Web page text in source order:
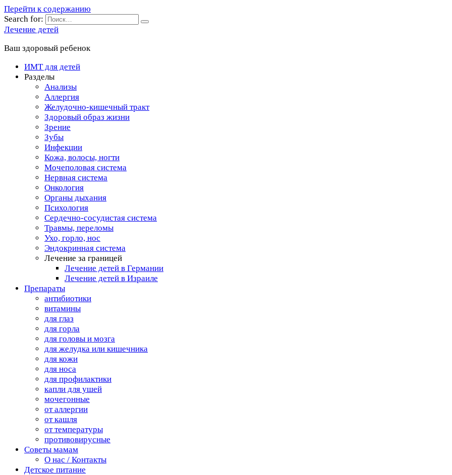
Перейти к содержанию
Search for:
Лечение детей
Ваш здоровый ребенок
ИМТ для детей
Разделы
Анализы
Аллергия
Желудочно-кишечный тракт
Здоровый образ жизни
Зрение
Зубы
Инфекции
Кожа, волосы, ногти
Мочеполовая система
Нервная система
Онкология
Органы дыхания
Психология
Сердечно-сосудистая система
Травмы, переломы
Ухо, горло, нос
Эндокринная система
Лечение за границей
Лечение детей в Германии
Лечение детей в Израиле
Препараты
антибиотики
витамины
для глаз
для горла
для головы и мозга
для желудка или кишечника
для кожи
для носа
для профилактики
капли для ушей
мочегонные
от аллергии
от кашля
от температуры
противовирусные
Советы мамам
О нас / Контакты
Детское питание